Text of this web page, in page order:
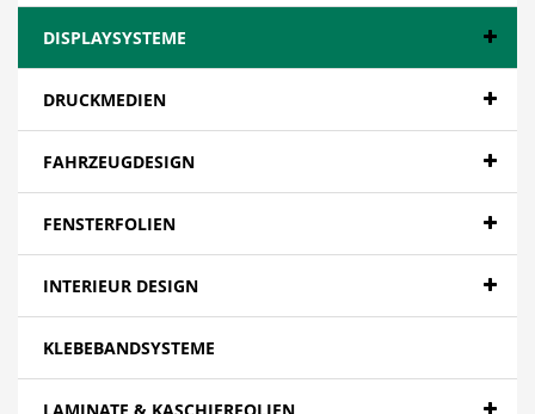
DISPLAYSYSTEME
DRUCKMEDIEN
FAHRZEUGDESIGN
FENSTERFOLIEN
INTERIEUR DESIGN
KLEBEBANDSYSTEME